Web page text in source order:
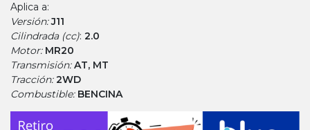
Aplica a:
Versión:J11
Cilindrada (cc): 2.0
Motor: MR20
Transmisión:AT, MT
Tracción:2WD
Combustible: BENCINA